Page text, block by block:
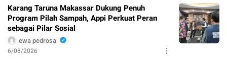
Karang Taruna Makassar Dukung Penuh
Program Pilah Sampah, Appi Perkuat Peran
sebagai Pilar Sosial
ewa pedrosa
6/08/2026